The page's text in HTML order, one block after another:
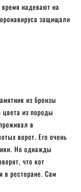
надевают на
защищали
из бронзы
из породы
в
ворот. Его очень
Но однажды
что кот
в ресторане. Сам